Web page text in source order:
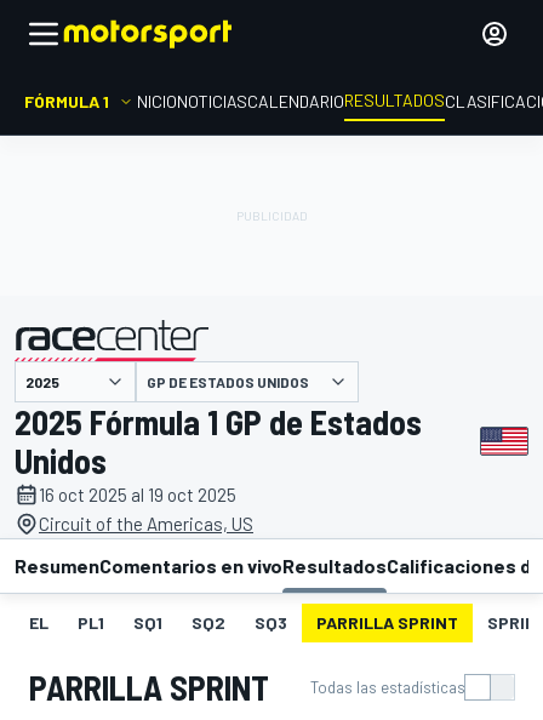
FÓRMULA 1 INICIONOTICIASCALENDARIORESULTADOS
presentado por GP DE ESTADOS UNIDOS
2025 Fórmula 1 GP de Estados
Unidos
16 oct 2025 al 19 oct 2025
Circuit of the Americas, US
ResumenComentarios en vivoResultadosCalificaciones
EL PL1 SQ1 SQ2 SQ3 PARRILLA SPRINT
PARRILLA SPRINT Todas las estadísticas